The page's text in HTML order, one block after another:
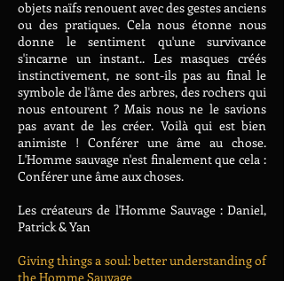
objets naïfs renouent avec des gestes anciens
ou des pratiques. Cela nous étonne nous
donne le sentiment qu'une survivance
s'incarne un instant.. Les masques créés
instinctivement, ne sont-ils pas au final le
symbole de l'âme des arbres, des rochers qui
nous entourent ? Mais nous ne le savions
pas avant de les créer. Voilà qui est bien
animiste ! Conférer une âme au chose.
L'Homme sauvage n'est finalement que cela :
Conférer une âme aux choses.
Les créateurs de l'Homme Sauvage : Daniel,
Patrick & Yan
Giving things a soul: better understanding of
the Homme Sauvage